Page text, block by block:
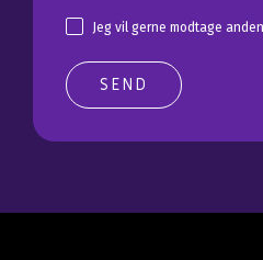
Jeg vil gerne modtage